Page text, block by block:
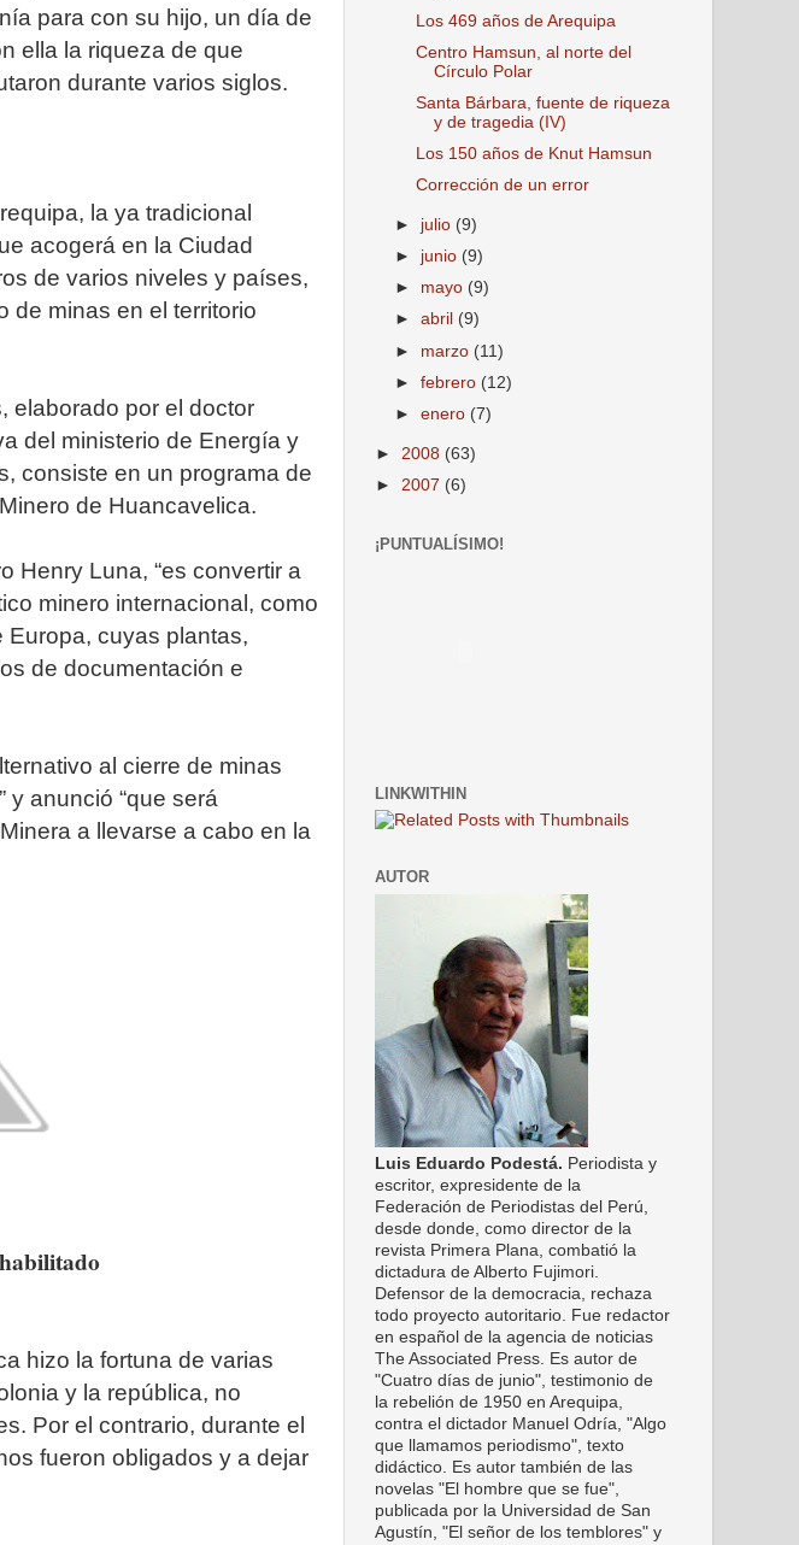
para con su hijo, un día de
ella la riqueza de que
durante varios siglos.
la ya tradicional
acogerá en la Ciudad
de varios niveles y países,
de minas en el territorio
elaborado por el doctor
del ministerio de Energía y
consiste en un programa de
de Huancavelica.
Henry Luna, “es convertir a
minero internacional, como
cuyas plantas,
de documentación e
al cierre de minas
y anunció “que será
a llevarse a cabo en la
hizo la fortuna de varias
y la república, no
Por el contrario, durante el
fueron obligados y a dejar
Los 469 años de Arequipa
Centro Hamsun, al norte del
Círculo Polar
Santa Bárbara, fuente de riqueza
y de tragedia (IV)
Los 150 años de Knut Hamsun
Corrección de un error
► julio (9)
► junio (9)
► mayo (9)
►abril (9)
► marzo (11)
►febrero (12)
►enero (7)
► 2008 (63)
► 2007 (6)
¡PUNTUALÍSIMO!
LINKWITHIN
AUTOR
Luis Eduardo Podestá. Periodista y
escritor, expresidente de la
Federación de Periodistas del Perú,
desde donde, como director de la
revista Primera Plana, combatió la
dictadura de Alberto Fujimori.
Defensor de la democracia, rechaza
todo proyecto autoritario. Fue redactor
en español de la agencia de noticias
The Associated Press. Es autor de
"Cuatro días de junio", testimonio de
la rebelión de 1950 en Arequipa,
contra el dictador Manuel Odría, "Algo
que llamamos periodismo", texto
didáctico. Es autor también de las
novelas "El hombre que se fue",
publicada por la Universidad de San
Agustín, "El señor de los temblores" y